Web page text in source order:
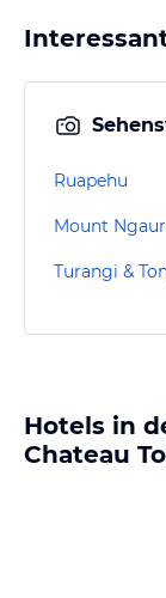
Ruapehu
Mount
Hotels in
Chateau